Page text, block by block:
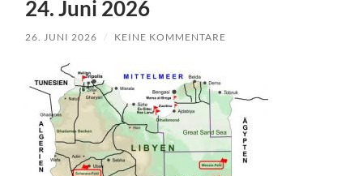
24. Juni 2026
26. JUNI 2026 / KEINE KOMMENTARE